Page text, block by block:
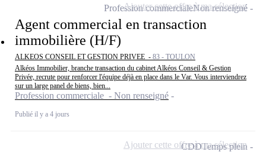
Agent commercial en transaction
immobilière (H/F)
ALKEOS CONSEIL ET GESTION PRIVEE - 83 - TOULON
Alkéos Immobilier, branche transaction du cabinet Alkéos Conseil & Gestion
Privée, recrute pour renforcer l'équipe déjà en place dans le Var. Vous interviendrez
sur un large panel de biens, bien...
Profession commerciale - Non renseigné
Publié il y a 4 jours
Profession commercialeNon renseigné
Ajouter cette offre à ma sélection
CDDTemps plein
Ajouter cette offre à ma sélection